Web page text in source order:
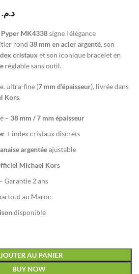
د.م.
MK4338signe l’élégance
rond 38 mm en acier argenté, son
cristaux et son iconique bracelet en
réglable sans outil.
ultra-fine (7 mm d’épaisseur), livrée dans
Kors.
– 38 mm / 7 mm épaisseur
+ index cristaux discrets
argentéeajustable
Michael Kors
– Garantie 2 ans
au Maroc
disponible
AU PANIER
BUY NOW